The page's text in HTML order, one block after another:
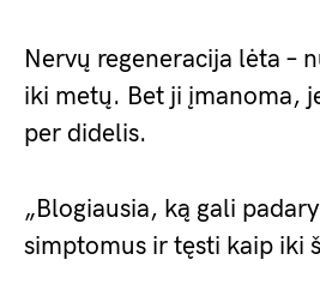
Nervų regeneracija lėta –
iki metų. Bet ji įmanoma,
per didelis.
„Blogiausia, ką gali
simptomus ir tęsti kaip iki